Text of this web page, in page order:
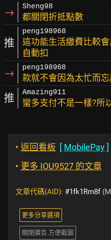
→ Sheng98
都關閉折抵點數
推
peng198968
這功能生活繳費比較
自動扣
→ peng198968
款就不會因為太忙而
推 Amazing911
蠻多支付不是一樣?所
‣ 返回看板 [ MobilePay]
‣ 更多 IOU9527 的文章
文章代碼(AID): #1fk1Rm8f
更多分享選項
關閉廣告 方便截圖